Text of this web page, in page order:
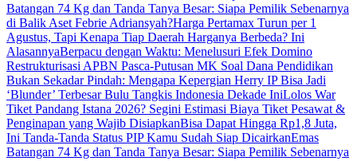
Batangan 74 Kg dan Tanda Tanya Besar: Siapa Pemilik Sebenarnya
di Balik Aset Febrie Adriansyah?Harga Pertamax Turun per 1
Agustus, Tapi Kenapa Tiap Daerah Harganya Berbeda? Ini
AlasannyaBerpacu dengan Waktu: Menelusuri Efek Domino
Restrukturisasi APBN Pasca-Putusan MK Soal Dana Pendidikan
Bukan Sekadar Pindah: Mengapa Kepergian Herry IP Bisa Jadi
‘Blunder’ Terbesar Bulu Tangkis Indonesia Dekade IniLolos War
Tiket Pandang Istana 2026? Segini Estimasi Biaya Tiket Pesawat &
Penginapan yang Wajib DisiapkanBisa Dapat Hingga Rp1,8 Juta,
Ini Tanda-Tanda Status PIP Kamu Sudah Siap DicairkanEmas
Batangan 74 Kg dan Tanda Tanya Besar: Siapa Pemilik Sebenarnya